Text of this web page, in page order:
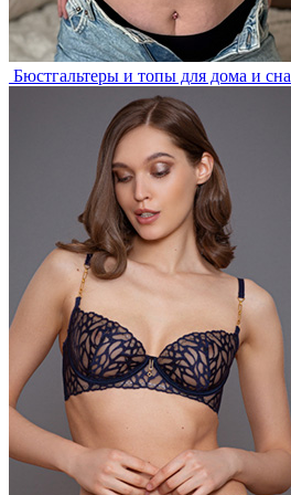
Бюстгальтеры и топы для дома и сна